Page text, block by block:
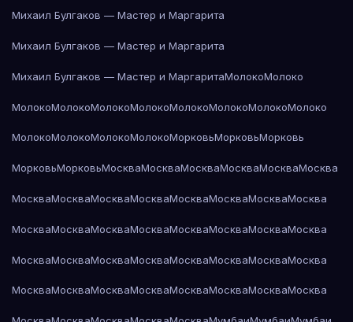
Михаил Булгаков — Мастер и Маргарита
Михаил Булгаков — Мастер и Маргарита
Михаил Булгаков — Мастер и МаргаритаМолокоМолоко
МолокоМолокоМолокоМолокоМолокоМолокоМолокоМолоко
МолокоМолокоМолокоМолокоМорковьМорковьМорковь
МорковьМорковьМоскваМоскваМоскваМоскваМоскваМосква
МоскваМоскваМоскваМоскваМоскваМоскваМоскваМосква
МоскваМоскваМоскваМоскваМоскваМоскваМоскваМосква
МоскваМоскваМоскваМоскваМоскваМоскваМоскваМосква
МоскваМоскваМоскваМоскваМоскваМоскваМоскваМосква